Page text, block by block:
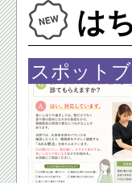
は
スポット